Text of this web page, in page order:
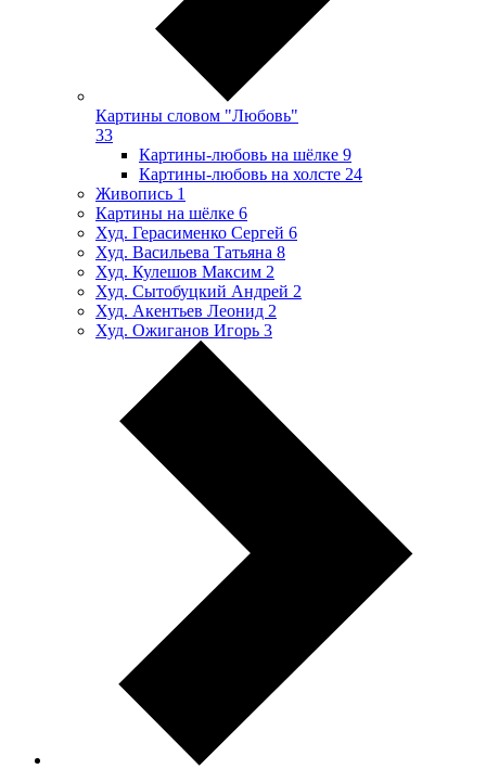
Картины словом "Любовь"
33
Картины-любовь на шёлке 9
Картины-любовь на холсте 24
Живопись 1
Картины на шёлке 6
Худ. Герасименко Сергей 6
Худ. Васильева Татьяна 8
Худ. Кулешов Максим 2
Худ. Сытобуцкий Андрей 2
Худ. Акентьев Леонид 2
Худ. Ожиганов Игорь 3